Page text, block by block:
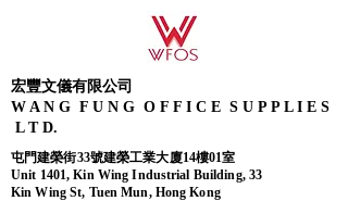
宏豐文儀有限公司
W A N G F U N G O F F I C E S U P P L I E S
L T D.
屯門建榮街33號建榮工業大廈14樓01室
Unit 1401, Kin Wing Industrial Building, 33
Kin Wing St, Tuen Mun, Hong Kong